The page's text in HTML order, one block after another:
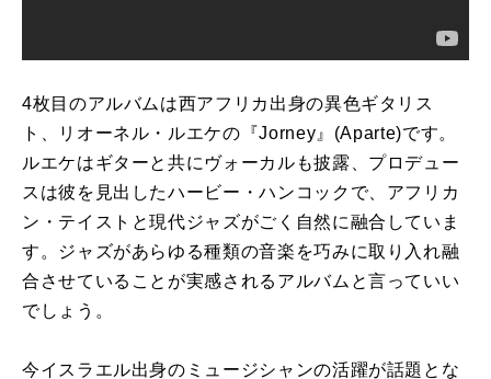
4枚目のアルバムは西アフリカ出身の異色ギタリス
ト、リオーネル・ルエケの『Jorney』(Aparte)です。
ルエケはギターと共にヴォーカルも披露、プロデュー
スは彼を見出したハービー・ハンコックで、アフリカ
ン・テイストと現代ジャズがごく自然に融合していま
す。ジャズがあらゆる種類の音楽を巧みに取り入れ融
合させていることが実感されるアルバムと言っていい
でしょう。
今イスラエル出身のミュージシャンの活躍が話題とな